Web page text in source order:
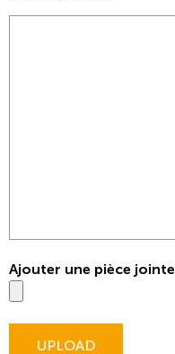
Ajouter une pièce jointe